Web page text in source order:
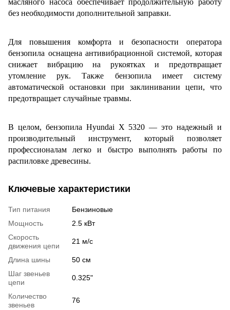
масляного насоса обеспечивает продолжительную работу
без необходимости дополнительной заправки.
Для повышения комфорта и безопасности оператора
бензопила оснащена антивибрационной системой, которая
снижает вибрацию на рукоятках и предотвращает
утомление рук. Также бензопила имеет систему
автоматической остановки при заклинивании цепи, что
предотвращает случайные травмы.
В целом, бензопила Hyundai X 5320 — это надежный и
производительный инструмент, который позволяет
профессионалам легко и быстро выполнять работы по
распиловке древесины.
Ключевые характеристики
Тип питания
Бензиновые
Мощность
2.5 кВт
Скорость
движения цепи
21 м/с
Длина шины
50 см
Шаг звеньев
цепи
0.325"
Количество
звеньев
76